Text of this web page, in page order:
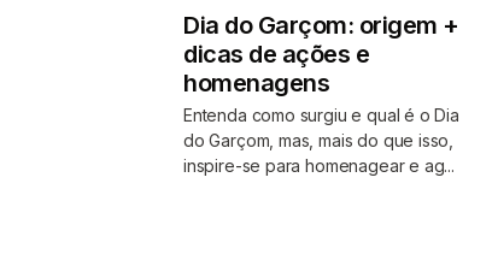
Dia do Garçom: origem +
dicas de ações e
homenagens
Entenda como surgiu e qual é o Dia
do Garçom, mas, mais do que isso,
inspire-se para homenagear e ag...